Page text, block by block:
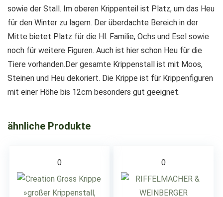
sowie der Stall. Im oberen Krippenteil ist Platz, um das Heu
für den Winter zu lagern. Der überdachte Bereich in der
Mitte bietet Platz für die Hl. Familie, Ochs und Esel sowie
noch für weitere Figuren. Auch ist hier schon Heu für die
Tiere vorhanden.Der gesamte Krippenstall ist mit Moos,
Steinen und Heu dekoriert. Die Krippe ist für Krippenfiguren
mit einer Höhe bis 12cm besonders gut geeignet.
ähnliche Produkte
0 0